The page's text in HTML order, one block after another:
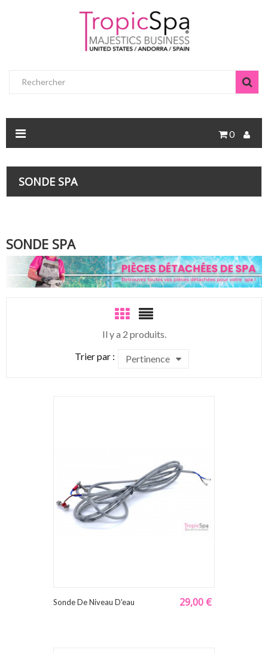
0
SONDE SPA
SONDE SPA
Il y a 2 produits.
Trier par :
Pertinence
Sonde De Niveau D'eau 29,00 €